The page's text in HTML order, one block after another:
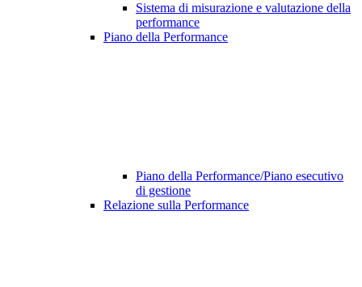
Sistema di misurazione e valutazione della
performance
Piano della Performance
Piano della Performance/Piano esecutivo
di gestione
Relazione sulla Performance